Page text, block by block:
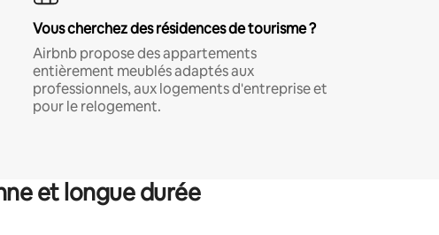
Vous cherchez des résidences de tourisme ?
Airbnb propose des appartements
entièrement meublés adaptés aux
professionnels, aux logements d'entreprise et
pour le relogement.
et longue durée